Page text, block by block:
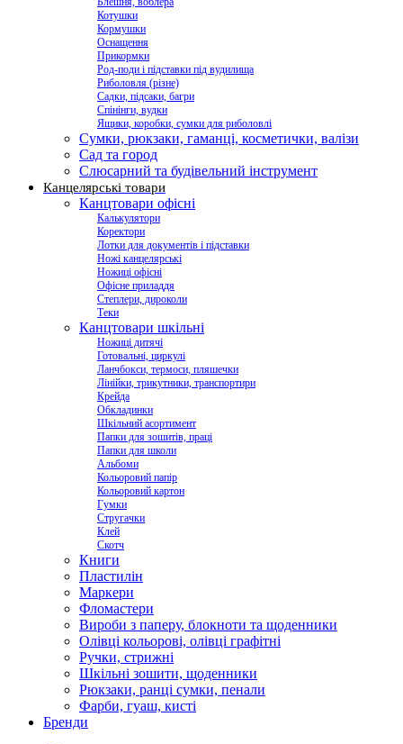
Котушки
Кормушки
Оснащення
Прикормки
Род-поди і підставки під вудилища
Риболовля (різне)
Садки, підсаки, багри
Спінінги, вудки
Ящики, коробки, сумки для риболовлі
Сумки, рюкзаки, гаманці, косметички, валізи
Сад та город
Слюсарний та будівельний інструмент
Канцелярські товари
Канцтовари офісні
Калькулятори
Коректори
Лотки для документів і підставки
Ножі канцелярські
Ножиці офісні
Офісне приладдя
Степлери, дироколи
Теки
Канцтовари шкільні
Ножиці дитячі
Готовальні, циркулі
Ланчбокси, термоси, пляшечки
Лінійки, трикутники, транспортири
Крейда
Обкладинки
Шкільний асортимент
Папки для зошитів, праці
Папки для школи
Альбоми
Кольоровий папір
Кольоровий картон
Гумки
Стругачки
Клей
Скотч
Книги
Пластилін
Маркери
Фломастери
Вироби з паперу, блокноти та щоденники
Олівці кольорові, олівці графітні
Ручки, стрижні
Шкільні зошити, щоденники
Рюкзаки, ранці сумки, пенали
Фарби, гуаш, кисті
Бренди